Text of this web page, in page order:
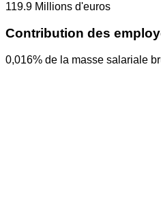
119.9 Millions d'euros
Contribution des
0,016% de la masse salariale